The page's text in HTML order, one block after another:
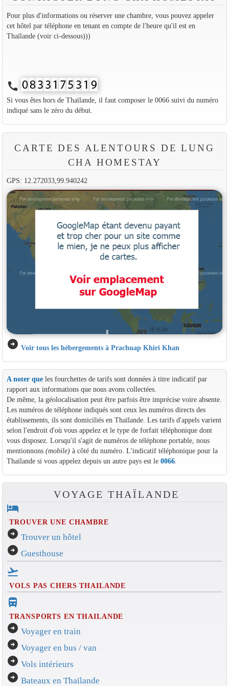
Pour plus d'informations ou réserver une chambre, vous pouvez appeler
cet hôtel par téléphone en tenant en compte de l'heure qu'il est en
Thaïlande (voir ci-dessous)))
call
Si vous êtes hors de Thaïlande, il faut composer le 0066 suivi du numéro
indiqué sans le zéro du début.
CARTE DES ALENTOURS DE LUNG
CHA HOMESTAY
GPS: 12.272033,99.940242
arrow_circle_right Voir tous les hébergements à Prachuap Khiri Khan
A noter queles fourchettes de tarifs sont données à titre indicatif par
rapport aux informations que nous avons collectées.
De même, la géolocalisation peut être parfois être imprécise voire absente.
Les numéros de téléphone indiqués sont ceux les numéros directs des
établissements, ils sont domiciliés en Thaïlande. Les tarifs d'appels varient
selon l'endroit d'où vous appelez et le type de forfait téléphonique dont
vous disposez. Lorsqu'il s'agit de numéros de téléphone portable, nous
mentionnons (mobile)à côté du numéro. L'indicatif téléphonique pour la
Thaïlande si vous appelez depuis un autre pays est le 0066.
VOYAGE THAÏLANDE
hotel
TROUVER UNE CHAMBRE
arrow_circle_right Trouver un hôtel
arrow_circle_right Guesthouse
flight_takeoff
VOLS PAS CHERS THAILANDE
directions_bus_filled
TRANSPORTS EN THAILANDE
arrow_circle_right Voyager en train
arrow_circle_right Voyager en bus / van
arrow_circle_right Vols intérieurs
arrow_circle_right Bateaux en Thaïlande